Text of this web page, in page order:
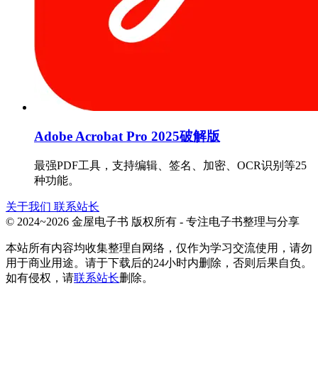
Adobe Acrobat Pro 2025破解版
最强PDF工具，支持编辑、签名、加密、OCR识别等25
种功能。
关于我们 联系站长
© 2024~2026 金屋电子书 版权所有 - 专注电子书整理与分享
本站所有内容均收集整理自网络，仅作为学习交流使用，请勿
用于商业用途。请于下载后的24小时内删除，否则后果自负。
如有侵权，请联系站长删除。